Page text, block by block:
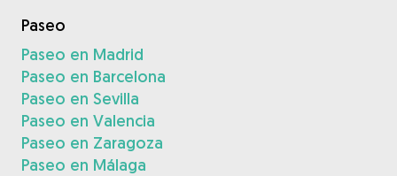
Paseo
Paseo en Madrid
Paseo en Barcelona
Paseo en Sevilla
Paseo en Valencia
Paseo en Zaragoza
Paseo en Málaga